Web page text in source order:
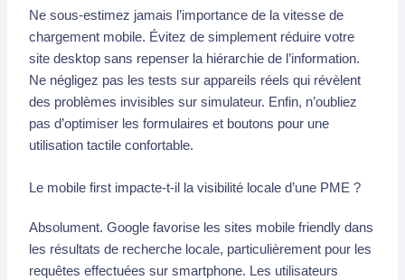
Ne sous-estimez jamais l’importance de la vitesse de
chargement mobile. Évitez de simplement réduire votre
site desktop sans repenser la hiérarchie de l’information.
Ne négligez pas les tests sur appareils réels qui révèlent
des problèmes invisibles sur simulateur. Enfin, n’oubliez
pas d’optimiser les formulaires et boutons pour une
utilisation tactile confortable.
Le mobile first impacte-t-il la visibilité locale d’une PME ?
Absolument. Google favorise les sites mobile friendly dans
les résultats de recherche locale, particulièrement pour les
requêtes effectuées sur smartphone. Les utilisateurs